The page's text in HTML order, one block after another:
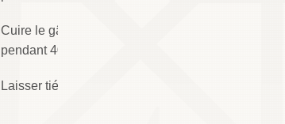
Cuire le gâteau au four préchauffé à 180°C
pendant 40 mn.
Laisser tiédir le cake avant de le démouler.